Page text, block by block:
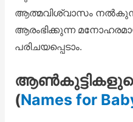
ആത്മവിശ്വാസം
ആരംഭിക്കുന്ന
പരിചയപ്പെടാം.
(Names for